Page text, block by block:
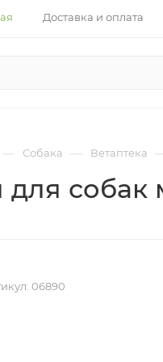
Доставка и оплата
— Собака — Ветаптека
собак
06890